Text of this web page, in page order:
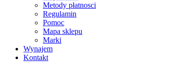
Metody płatnosci
Regulamin
Pomoc
Mapa sklepu
Marki
Wynajem
Kontakt